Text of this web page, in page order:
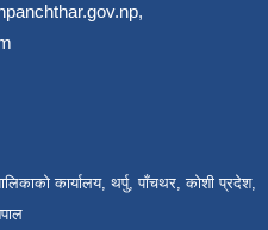
,
कार्यालय, थर्पु, पाँचथर, कोशी प्रदेश,